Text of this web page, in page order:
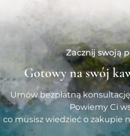
Zacznij swoją
Gotowy na swój
Umów bezpłatną
Powiemy Ci
co musisz wiedzieć o zakupie